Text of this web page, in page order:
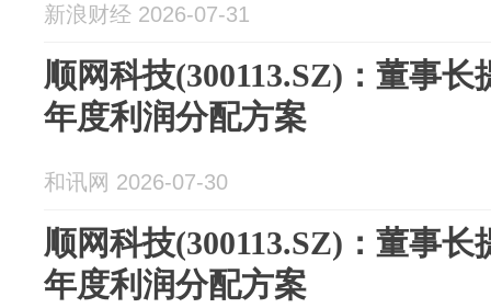
新浪财经 2026-07-31
顺网科技(300113.SZ)：董事长
年度利润分配方案
和讯网 2026-07-30
顺网科技(300113.SZ)：董事长
年度利润分配方案